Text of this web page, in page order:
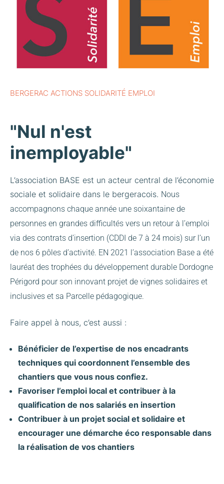
BERGERAC ACTIONS SOLIDARITÉ EMPLOI
"Nul n'est
inemployable"
L’association BASE est un acteur central de l’économie
sociale et solidaire dans le bergeracois. Nous
accompagnons chaque année une soixantaine de
personnes en grandes difficultés vers un retour à l’emploi
via des contrats d’insertion (CDDI de 7 à 24 mois) sur l’un
de nos 6 pôles d’activité. EN 2021 l’association Base a été
lauréat des trophées du développement durable Dordogne
Périgord pour son innovant projet de vignes solidaires et
inclusives et sa Parcelle pédagogique.
Faire appel à nous, c’est aussi :
Bénéficier de l’expertise de nos encadrants
techniques qui coordonnent l’ensemble des
chantiers que vous nous confiez.
Favoriser l’emploi local et contribuer à la
qualification de nos salariés en insertion
Contribuer à un projet social et solidaire et
encourager une démarche éco responsable dans
la réalisation de vos chantiers